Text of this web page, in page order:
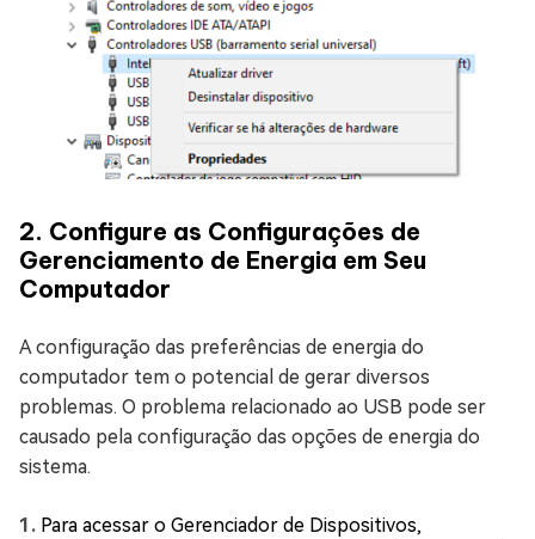
2. Configure as Configurações de
Gerenciamento de Energia em Seu
Computador
A configuração das preferências de energia do
computador tem o potencial de gerar diversos
problemas. O problema relacionado ao USB pode ser
causado pela configuração das opções de energia do
sistema.
Para acessar o Gerenciador de Dispositivos,